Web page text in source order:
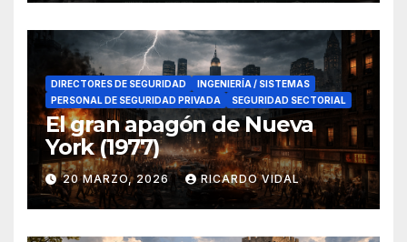
DIRECTORES DE SEGURIDAD
INGENIERÍA / SISTEMAS
PERSONAL DE SEGURIDAD PRIVADA
SEGURIDAD SECTORIAL
El gran apagón de Nueva
York (1977)
20 MARZO, 2026 RICARDO VIDAL